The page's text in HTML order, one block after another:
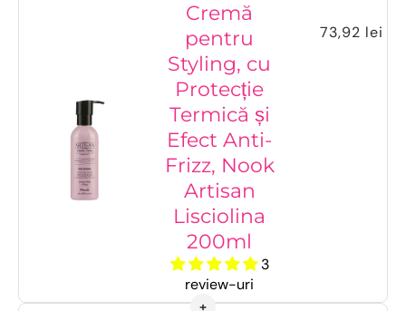
Cremă
pentru
Styling, cu
Protecție
Termică și
Efect Anti-
Frizz, Nook
Artisan
Lisciolina
200ml
3
review-uri
73,92 lei